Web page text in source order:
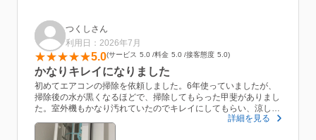
つくしさん
利用日：2026年7月
5.0 サービス 5.0 料金 5.0 接客態度 5.0
かなりキレイになりました
初めてエアコンの掃除を依頼しました。6年使っていましたが、
掃除後の水が黒くなるほどで、掃除してもらった甲斐がありまし
た。室外機もかなり汚れていたのでキレイにしてもらい、涼しい
風が出るようになりました。比較的お手頃な値段で丁寧に説明し
ながら作業を進めてもらい、感謝しています。
詳細を見る